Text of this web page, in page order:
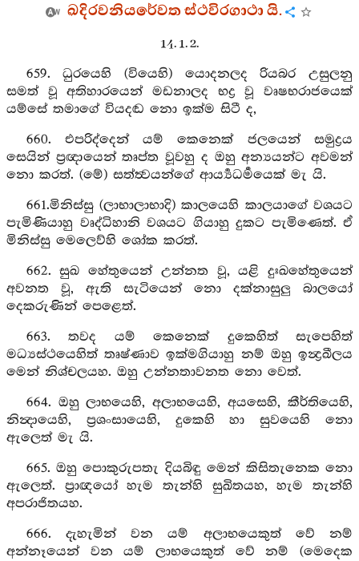
ඛදිරවනියරේවත ස්ථවිරගාථා යි.
14. 1. 2.
659. ධුරයෙහි (වියෙහි) යොදනලද රියබර උසුලනු
සමත් වූ අතිහාරයෙන් මඩනාලද භද්‍ර වූ වෘෂභරාජයෙක්
යම්සේ තමාගේ වියදඬ නො ඉක්ම සිටී ද,
660. එපරිද්දෙන් යම් කෙනෙක් ජලයෙන් සමුද්‍රය
සෙයින් ප්‍රඥායෙන් තෘප්ත වූවහු ද ඔහු අන්‍යයන්ට අවමන්
නො කරත්. (මේ) සත්ත්‍වයන්ගේ ආර්‍ය්‍යධර්‍මයෙක් මැ යි.
661.මිනිස්සු (ලාභාලාභාදි) කාලයෙහි කාලයාගේ වශයට
පැමිණියාහු වෘද්ධිහානි වශයට ගියාහු දුකට පැමිණෙත්. ඒ
මිනිස්සු මෙලෙව්හි ශෝක කරත්.
662. සුඛ හේතුයෙන් උන්නත වූ, යළි දුඃඛහේතුයෙන්
අවනත වූ, ඇති සැටියෙන් නො දක්නාසුලු බාලයෝ
දෙකරුණින් පෙළෙත්.
663. තවද යම් කෙනෙක් දුකෙහිත් සැපෙහිත්
මධ්‍යස්ථයෙහිත් තෘෂ්ණාව ඉක්මගියාහු නම් ඔහු ඉන්‍ද්‍රඛීලය
මෙන් නිශ්චලයහ. ඔහු උන්නතාවනත නො වෙත්.
664. ඔහු ලාභයෙහි, අලාභයෙහි, අයසෙහි, කීර්තියෙහි,
නින්‍දායෙහි, ප්‍රශංසායෙහි, දුකෙහි හා සුවයෙහි නො
ඇලෙත් මැ යි.
665. ඔහු පොකුරුපතැ දියබිඳු මෙන් කිසිතැනෙක නො
ඇලෙත්. ප්‍රාඥයෝ හැම තැන්හි සුඛිතයහ, හැම තැන්හි
අපරාජිතයහ.
666. දැහැමින් වන යම් අලාභයෙකුත් වේ නම්
අන්නෑයෙන් වන යම් ලාභයෙකුත් වේ නම් (මෙදෙක